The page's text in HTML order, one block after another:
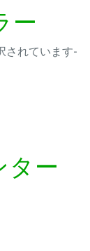
ー
されています-
ター